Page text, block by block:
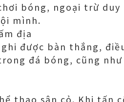
bóng, ngoại trừ
mình.
địa
được bàn thắng,
đá bóng, cũng
thao sân cỏ. Khi tấn